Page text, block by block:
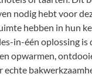
nodig hebt voor
hebben in hun
in-één oplossing
opwarmen,
echte